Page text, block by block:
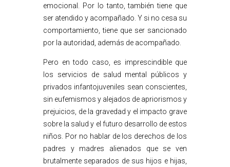
emocional. Por lo tanto, también tiene que
ser atendido y acompañado. Y si no cesa su
comportamiento, tiene que ser sancionado
por la autoridad, además de acompañado.
Pero en todo caso, es imprescindible que
los servicios de salud mental públicos y
privados infantojuveniles sean conscientes,
sin eufemismos y alejados de apriorismos y
prejuicios, de la gravedad y el impacto grave
sobre la salud y el futuro desarrollo de estos
niños. Por no hablar de los derechos de los
padres y madres alienados que se ven
brutalmente separados de sus hijos e hijas,